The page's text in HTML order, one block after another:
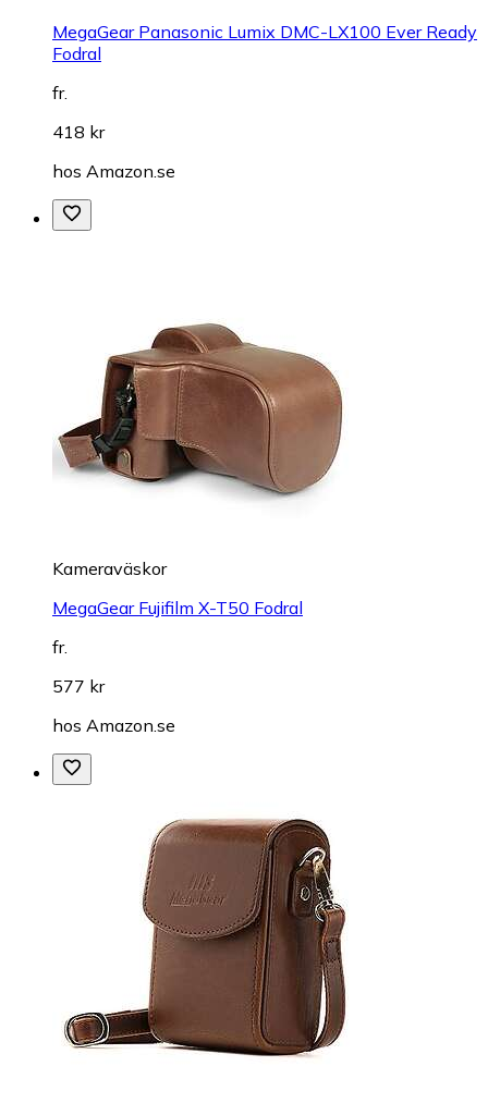
MegaGear Panasonic Lumix DMC-LX100 Ever Ready
Fodral
fr.
418 kr
hos Amazon.se
Kameraväskor
MegaGear Fujifilm X-T50 Fodral
fr.
577 kr
hos Amazon.se